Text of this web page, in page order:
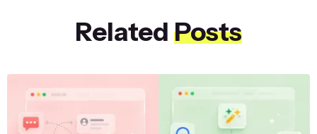
Related Posts